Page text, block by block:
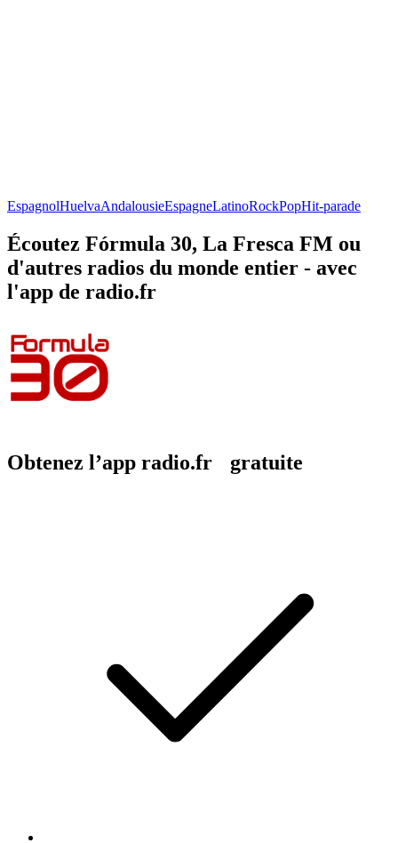
EspagnolHuelvaAndalousieEspagneLatinoRockPopHit-parade
Écoutez Fórmula 30, La Fresca FM ou
d'autres radios du monde entier - avec
l'app de radio.fr
Obtenez l’app radio.fr gratuite